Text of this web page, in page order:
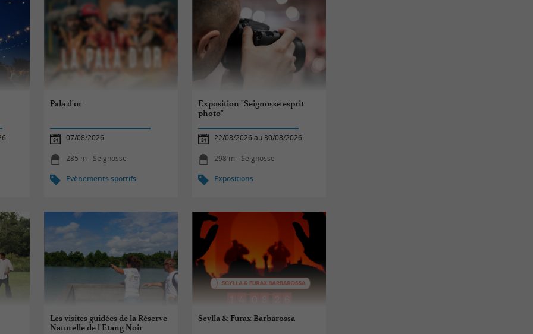
Pala d'or
07/08/2026
285 m - Seignosse
Evènements sportifs
Exposition "Seignosse esprit
photo"
22/08/2026 au 30/08/2026
298 m - Seignosse
Expositions
Les visites guidées de la Réserve
Naturelle de l'Etang Noir
Scylla & Furax Barbarossa